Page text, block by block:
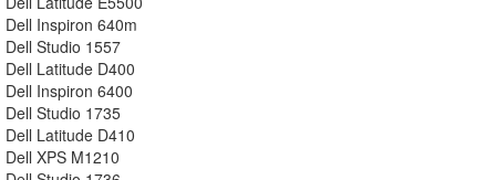
Dell Inspiron 640m
Dell Studio 1557
Dell Latitude D400
Dell Inspiron 6400
Dell Studio 1735
Dell Latitude D410
Dell XPS M1210